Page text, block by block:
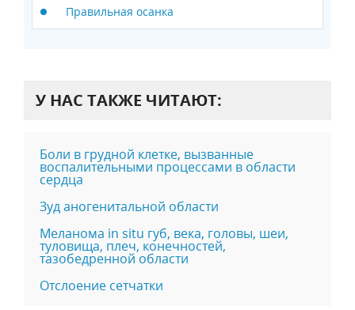
Правильная осанка
У НАС ТАКЖЕ ЧИТАЮТ:
Боли в грудной клетке, вызванные
воспалительными процессами в области
сердца
Зуд аногенитальной области
Меланома in situ губ, века, головы, шеи,
туловища, плеч, конечностей,
тазобедренной области
Отслоение сетчатки